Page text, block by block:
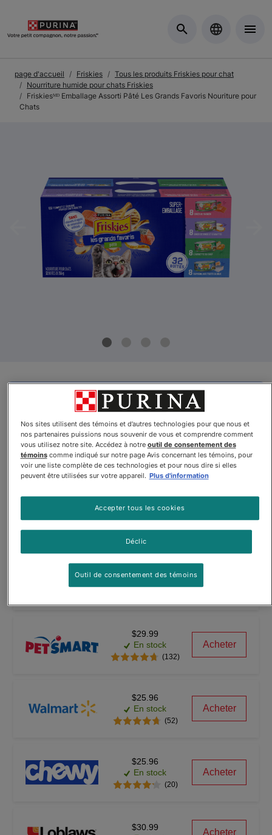
page d'accueil Friskies
Tous les produits Friskies pour chat
Nourriture humide pour chats Friskies
Friskiesᴹᴰ Emballage Assorti Pâté Les Grands Favoris Nouriture pour
Chats
Previous
Mise à jour du produit
Friskiesᴹᴰ Emballage Assorti
Pâté Les Grands Favoris
Nouriture pour Chats
Par
Friskiesᴹᴰ Emballage Assorti Pâté Les Grands Favoris
$24.66
$29.99
En stock
(132)
Acheter
$25.96
En stock
(52)
Acheter
$25.96
En stock
(20)
Acheter
$30.99
Acheter
Nos sites utilisent des témoins et d’autres technologies pour que nous et
nos partenaires puissions nous souvenir de vous et comprendre comment
vous utilisez notre site. Accédez à notre outil de consentement des
témoinscomme indiqué sur notre page Avis concernant les témoins, pour
voir une liste complète de ces technologies et pour nous dire si elles
peuvent être utilisées sur votre appareil. Plus d'information
Déclic
Accepter tous les cookies
Outil de consentement des témoins